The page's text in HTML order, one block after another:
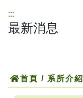
:::
最新消息
首頁 / 系所介紹